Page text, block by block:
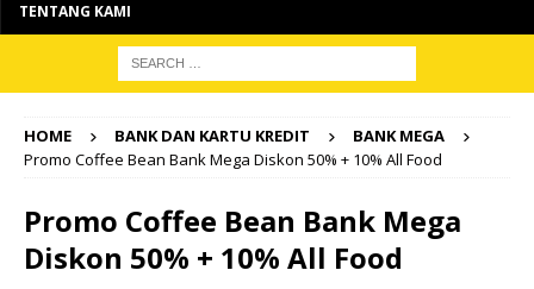
TENTANG KAMI
HOME BANK DAN KARTU KREDIT
BANK MEGA
Promo Coffee Bean Bank Mega Diskon 50% + 10% All Food
Promo Coffee Bean Bank Mega
Diskon 50% + 10% All Food